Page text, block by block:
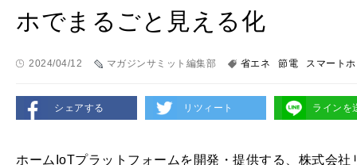
ホでまるごと見える化
2024/04/12 マガジンサミット編集部 省エネ 節電 スマート
シェアする リツィート ラインを
ホームIoTプラットフォームを開発・提供する、株式会